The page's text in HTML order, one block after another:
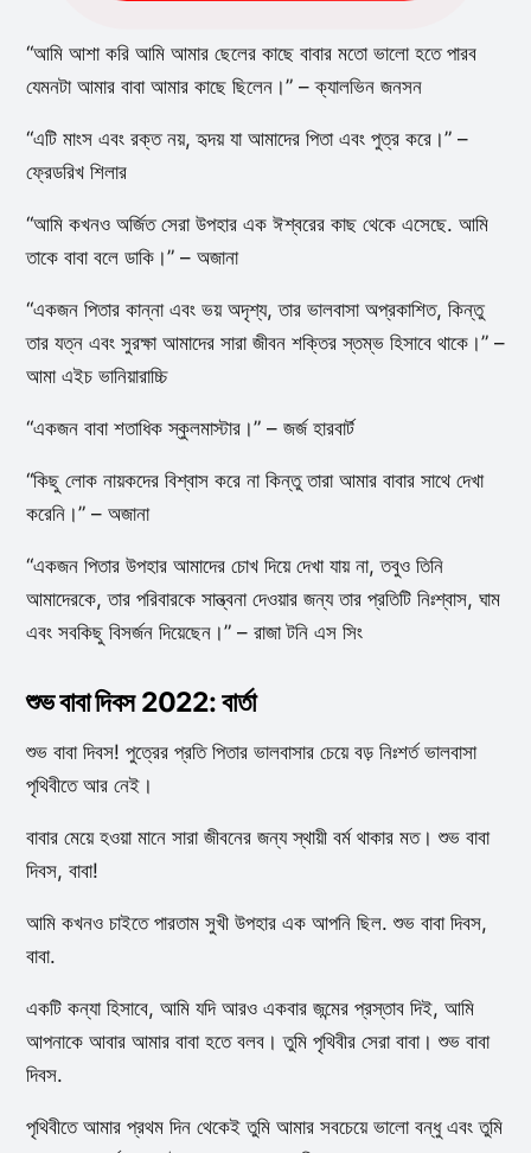
“আমি আশা করি আমি আমার ছেলের কাছে বাবার মতো ভালো হতে পারব
যেমনটা আমার বাবা আমার কাছে ছিলেন।” – ক্যালভিন জনসন
“এটি মাংস এবং রক্ত ​​নয়, হৃদয় যা আমাদের পিতা এবং পুত্র করে।” –
ফ্রেডরিখ শিলার
“আমি কখনও অর্জিত সেরা উপহার এক ঈশ্বরের কাছ থেকে এসেছে. আমি
তাকে বাবা বলে ডাকি।” – অজানা
“একজন পিতার কান্না এবং ভয় অদৃশ্য, তার ভালবাসা অপ্রকাশিত, কিন্তু
তার যত্ন এবং সুরক্ষা আমাদের সারা জীবন শক্তির স্তম্ভ হিসাবে থাকে।” –
আমা এইচ ভানিয়ারাচ্চি
“একজন বাবা শতাধিক স্কুলমাস্টার।” – জর্জ হারবার্ট
“কিছু লোক নায়কদের বিশ্বাস করে না কিন্তু তারা আমার বাবার সাথে দেখা
করেনি।” – অজানা
“একজন পিতার উপহার আমাদের চোখ দিয়ে দেখা যায় না, তবুও তিনি
আমাদেরকে, তার পরিবারকে সান্ত্বনা দেওয়ার জন্য তার প্রতিটি নিঃশ্বাস, ঘাম
এবং সবকিছু বিসর্জন দিয়েছেন।” – রাজা টনি এস সিং
শুভ বাবা দিবস 2022: বার্তা
শুভ বাবা দিবস! পুত্রের প্রতি পিতার ভালবাসার চেয়ে বড় নিঃশর্ত ভালবাসা
পৃথিবীতে আর নেই।
বাবার মেয়ে হওয়া মানে সারা জীবনের জন্য স্থায়ী বর্ম থাকার মত। শুভ বাবা
দিবস, বাবা!
আমি কখনও চাইতে পারতাম সুখী উপহার এক আপনি ছিল. শুভ বাবা দিবস,
বাবা.
একটি কন্যা হিসাবে, আমি যদি আরও একবার জন্মের প্রস্তাব দিই, আমি
আপনাকে আবার আমার বাবা হতে বলব। তুমি পৃথিবীর সেরা বাবা। শুভ বাবা
দিবস.
পৃথিবীতে আমার প্রথম দিন থেকেই তুমি আমার সবচেয়ে ভালো বন্ধু এবং তুমি